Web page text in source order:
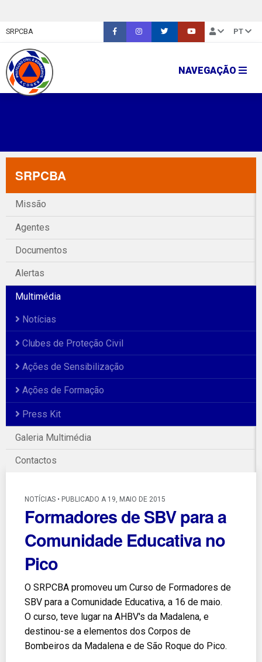
SRPCBA PT
NAVEGAÇÃO
SRPCBA
Missão
Agentes
Documentos
Alertas
Multimédia
Notícias
Clubes de Proteção Civil
Ações de Sensibilização
Ações de Formação
Press Kit
Galeria Multimédia
Contactos
NOTÍCIAS • PUBLICADO A 19, MAIO DE 2015
Formadores de SBV para a
Comunidade Educativa no
Pico
O SRPCBA promoveu um Curso de Formadores de
SBV para a Comunidade Educativa, a 16 de maio.
O curso, teve lugar na AHBV's da Madalena, e
destinou-se a elementos dos Corpos de
Bombeiros da Madalena e de São Roque do Pico.